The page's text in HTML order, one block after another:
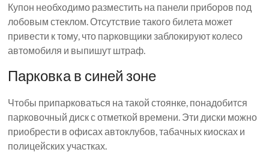
Купон необходимо разместить на панели приборов под
лобовым стеклом. Отсутствие такого билета может
привести к тому, что парковщики заблокируют колесо
автомобиля и выпишут штраф.
Парковка в синей зоне
Чтобы припарковаться на такой стоянке, понадобится
парковочный диск с отметкой времени. Эти диски можно
приобрести в офисах автоклубов, табачных киосках и
полицейских участках.